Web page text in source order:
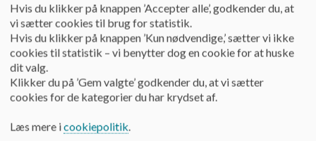
Rønde Børnehus Moesbakken Brugertilfredshed
Brugertilfredshed
Moesbakken 2017
Hvis du klikker på knappen ’Accepter alle’, godkender du, at
vi sætter cookies til brug for statistik.
Hvis du klikker på knappen ’Kun nødvendige,’ sætter vi ikke
cookies til statistik – vi benytter dog en cookie for at huske
dit valg.
Klikker du på ’Gem valgte’ godkender du, at vi sætter
cookies for de kategorier du har krydset af.
Læs mere icookiepolitik.